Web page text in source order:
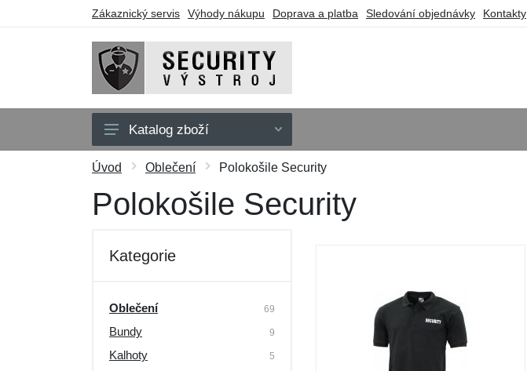
Zákaznický servis Výhody nákupu Doprava a platba Sledování objednávky Kontakty
Oblečení
Doplňky
Pouzdra a tašky
Dárkové poukazy
Výprodej
Katalog zboží
Úvod Oblečení Polokošile Security
Polokošile Security
Kategorie
Oblečení 69
Bundy 9
Kalhoty 5